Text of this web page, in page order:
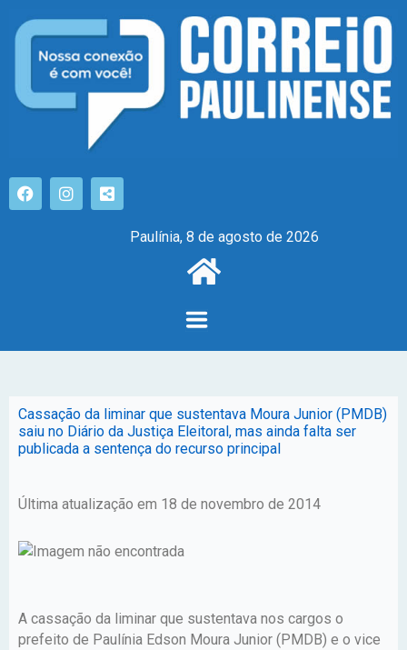
Paulínia, 8 de agosto de 2026
Cassação da liminar que sustentava Moura Junior (PMDB)
saiu no Diário da Justiça Eleitoral, mas ainda falta ser
publicada a sentença do recurso principal
Última atualização em 18 de novembro de 2014
A cassação da liminar que sustentava nos cargos o
prefeito de Paulínia Edson Moura Junior (PMDB) e o vice